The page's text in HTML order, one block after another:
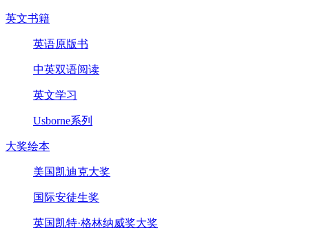
英文书籍
英语原版书
中英双语阅读
英文学习
Usborne系列
大奖绘本
美国凯迪克大奖
国际安徒生奖
英国凯特·格林纳威奖大奖